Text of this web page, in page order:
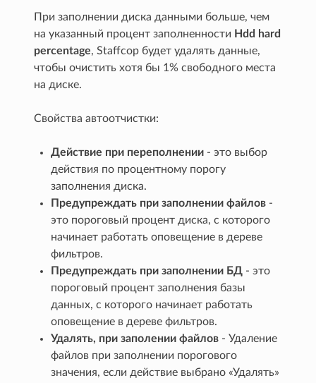
При заполнении диска данными больше, чем
на указанный процент заполненности Hdd hard
percentage, Staffcop будет удалять данные,
чтобы очистить хотя бы 1% свободного места
на диске.
Свойства автоотчистки:
Действие при переполнении - это выбор
действия по процентному порогу
заполнения диска.
Предупреждать при заполнении файлов -
это пороговый процент диска, с которого
начинает работать оповещение в дереве
фильтров.
Предупреждать при заполнении БД - это
пороговый процент заполнения базы
данных, с которого начинает работать
оповещение в дереве фильтров.
Удалять, при заполении файлов - Удаление
файлов при заполнении порогового
значения, если действие выбрано «Удалять»